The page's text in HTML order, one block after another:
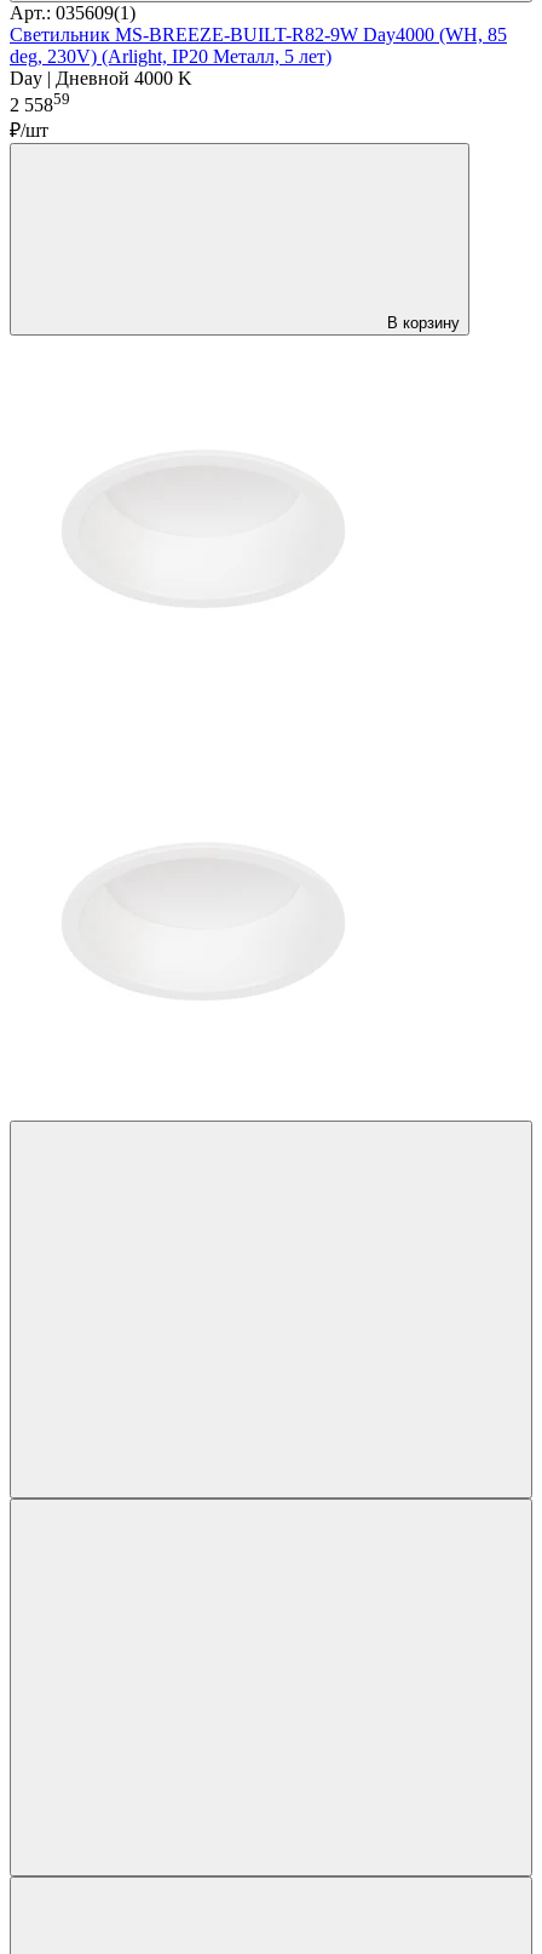
Арт.: 035609(1)
Светильник MS-BREEZE-BUILT-R82-9W Day4000 (WH, 85
deg, 230V) (Arlight, IP20 Металл, 5 лет)
Day | Дневной 4000 K
2 55859
₽/шт
В корзину